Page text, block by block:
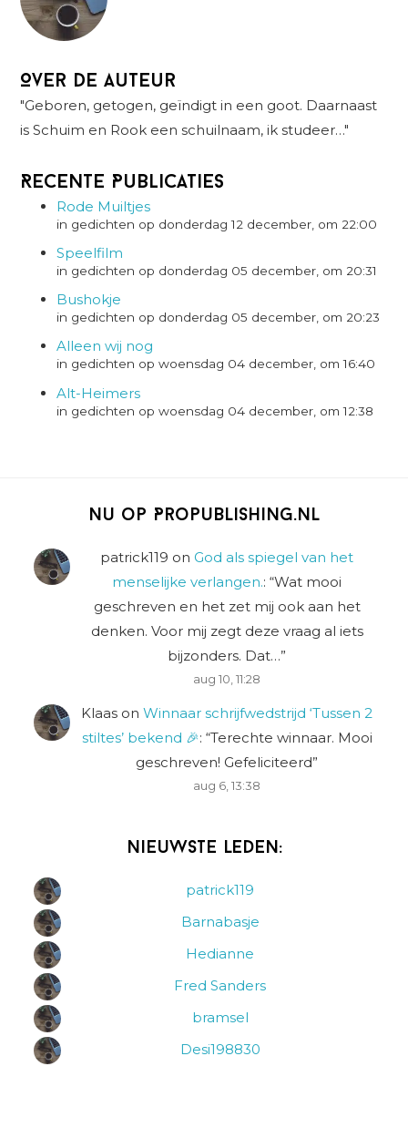
Over de auteur
"Geboren, getogen, geïndigt in een goot. Daarnaast
is Schuim en Rook een schuilnaam, ik studeer…"
Recente Publicaties
Rode Muiltjes
in gedichten op donderdag 12 december, om 22:00
Speelfilm
in gedichten op donderdag 05 december, om 20:31
Bushokje
in gedichten op donderdag 05 december, om 20:23
Alleen wij nog
in gedichten op woensdag 04 december, om 16:40
Alt-Heimers
in gedichten op woensdag 04 december, om 12:38
Nu op Propublishing.nl
patrick119 on God als spiegel van het
menselijke verlangen.: “Wat mooi
geschreven en het zet mij ook aan het
denken. Voor mij zegt deze vraag al iets
bijzonders. Dat…”
aug 10, 11:28
Klaas on Winnaar schrijfwedstrijd ‘Tussen 2
stiltes’ bekend 🎉: “Terechte winnaar. Mooi
geschreven! Gefeliciteerd”
aug 6, 13:38
Nieuwste leden:
patrick119
Barnabasje
Hedianne
Fred Sanders
bramsel
Desi198830